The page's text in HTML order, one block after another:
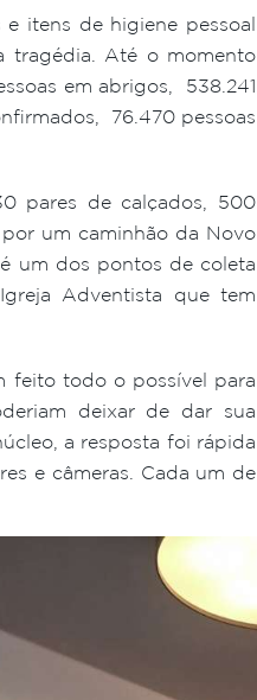
itens de higiene pessoal
tragédia. Até o momento
em abrigos, 538.241
76.470 pessoas
pares de calçados, 500
um caminhão da Novo
um dos pontos de coleta
Adventista que tem
feito todo o possível para
deixar de dar sua
a resposta foi rápida
e câmeras. Cada um de